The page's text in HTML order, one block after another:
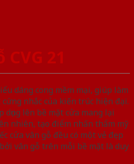
21
dáng cong mềm mại, giúp làm
nhắc của kiến trúc hiện đại.
lên bề mặt cửa mang lại
nhiên, tạo điểm nhấn thẩm mỹ
cửa vân gỗ đều có một vẻ đẹp
vân gỗ trên mỗi bề mặt là duy